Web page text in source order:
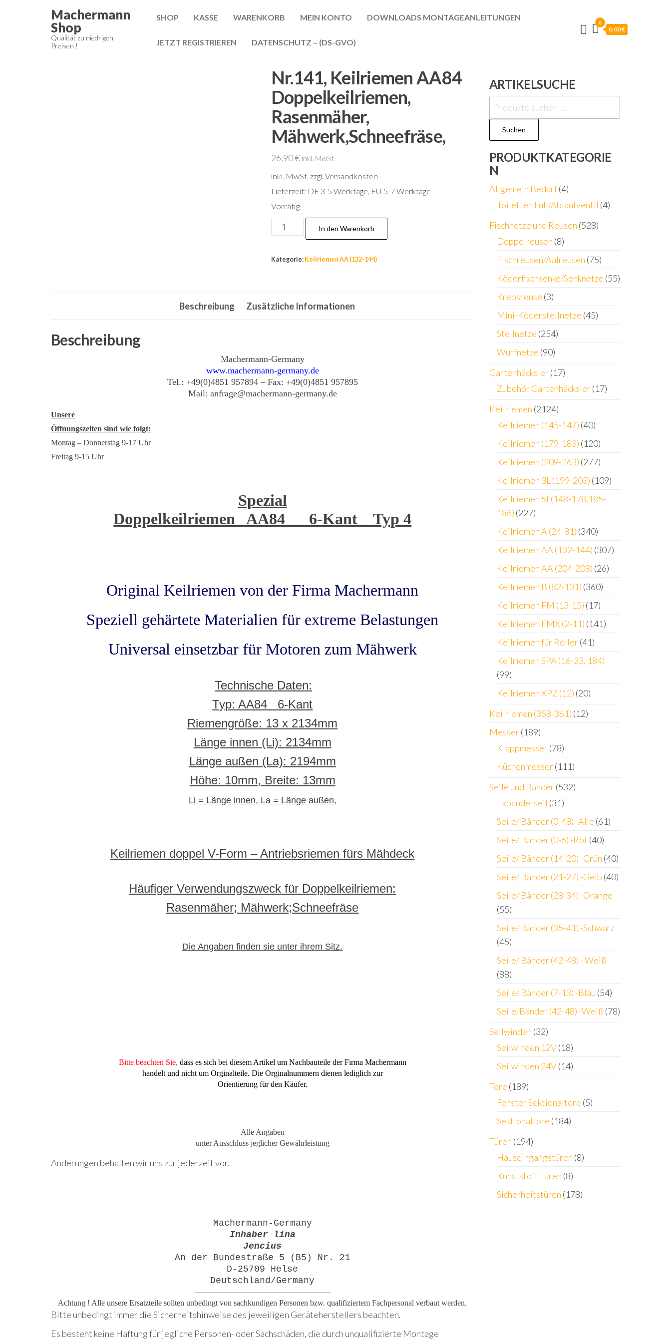
Machermann
Shop
Qualität zu niedrigen
Preisen !
SHOP KASSE WARENKORB MEIN KONTO DOWNLOADS MONTAGEANLEITUNGEN
JETZT REGISTRIEREN DATENSCHUTZ – (DS-GVO)
0
0,00 €
Nr.141, Keilriemen AA84
Doppelkeilriemen,
Rasenmäher,
Mähwerk,Schneefräse,
26,90€ inkl. MwSt.
inkl. MwSt. zzgl. Versandkosten
Lieferzeit: DE 3-5 Werktage, EU 5-7 Werktage
Vorrätig
Nr.141,
Keilriemen
Doppelkeilriemen,
Menge
In den Warenkorb
Kategorie: Keilriemen AA (132-144)
Beschreibung Zusätzliche Informationen
Beschreibung
Machermann-Germany
www.machermann-germany.de
Tel.: +49(0)4851 957894 – Fax: +49(0)4851 957895
Mail: anfrage@machermann-germany.de
Unsere
Öffnungszeiten sind wie folgt:
Montag – Donnerstag 9-17 Uhr
Freitag 9-15 Uhr
Spezial
Doppelkeilriemen AA84 6-Kant Typ 4
Original Keilriemen von der Firma Machermann
Speziell gehärtete Materialien für extreme Belastungen
Universal einsetzbar für Motoren zum Mähwerk
Technische Daten:
Typ: AA84 6-Kant
Riemengröße: 13 x 2134mm
Länge innen (Li): 2134mm
Länge außen (La): 2194mm
Höhe: 10mm, Breite: 13mm
Li = Länge innen, La = Länge außen,
Keilriemen doppel V-Form – Antriebsriemen fürs Mähdeck
Häufiger Verwendungszweck für Doppelkeilriemen:
Rasenmäher; Mähwerk;Schneefräse
Die Angaben finden sie unter ihrem Sitz.
Bitte beachten Sie, dass es sich bei diesem Artikel um Nachbauteile der Firma Machermann
handelt und nicht um Orginalteile. Die Orginalnummern dienen lediglich zur
Orientierung für den Käufer.
Alle Angaben
unter Ausschluss jeglicher Gewährleistung
Änderungen behalten wir uns zur jederzeit vor.
Machermann-Germany
Inhaber lina
Jencius
An der Bundestraße 5 (B5) Nr. 21
D-25709 Helse
Deutschland/Germany
—————————————————
Achtung ! Alle unsere Ersatzteile sollten unbedingt von sachkundigen Personen bzw. qualifiziertem Fachpersonal verbaut werden.
Bitte unbedingt immer die Sicherheitshinweise des jeweiligen Geräteherstellers beachten.
Es besteht keine Haftung für jegliche Personen- oder Sachschäden, die durch unqualifizierte Montage
ARTIKELSUCHE
Suchen
nach:
Suchen
PRODUKTKATEGORIE
N
Allgemein Bedarf (4)
Toiletten Füll/Ablaufventil (4)
Fischnetze und Reusen (528)
Doppelreusen (8)
Fischreusen/Aalreusen (75)
Köderfischsenke/Senknetze (55)
Krebsreuse (3)
Mini-Köderstellnetze (45)
Stellnetze (254)
Wurfnetze (90)
Gartenhäcksler (17)
Zubehör Gartenhäcksler (17)
Keilriemen (2124)
Keilriemen (145-147) (40)
Keilriemen (179-183) (120)
Keilriemen (209-263) (277)
Keilriemen 3L (199-203) (109)
Keilriemen 5L(148-178,185-
186) (227)
Keilriemen A (24-81) (340)
Keilriemen AA (132-144) (307)
Keilriemen AA (204-208) (26)
Keilriemen B (82-131) (360)
Keilriemen FM (13-15) (17)
Keilriemen FMX (2-11) (141)
Keilriemen für Roller (41)
Keilriemen SPA (16-23, 184)
(99)
Keilriemen XPZ (12) (20)
Keilriemen (358-361) (12)
Messer (189)
Klappmesser (78)
Küchenmesser (111)
Seile und Bänder (532)
Expanderseil (31)
Seile/ Bänder (0-48) -Alle (61)
Seile/ Bänder (0-6) -Rot (40)
Seile/ Bänder (14-20) -Grün (40)
Seile/ Bänder (21-27) -Gelb (40)
Seile/ Bänder (28-34) -Orange
(55)
Seile/ Bänder (35-41) -Schwarz
(45)
Seile/ Bänder (42-48) - Weiß
(88)
Seile/ Bänder (7-13) -Blau (54)
Seile/Bänder (42-48) -Weiß (78)
Seilwinden (32)
Seilwinden 12V (18)
Seilwinden 24V (14)
Tore (189)
Fenster Sektionaltore (5)
Sektionaltore (184)
Türen (194)
Hauseingangstüren (8)
Kunststoff Türen (8)
Sicherheitstüren (178)